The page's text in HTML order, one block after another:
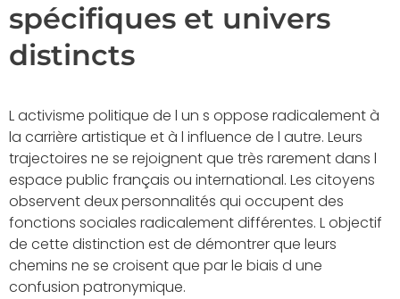
spécifiques et univers
distincts
L activisme politique de l un s oppose radicalement à
la carrière artistique et à l influence de l autre. Leurs
trajectoires ne se rejoignent que très rarement dans l
espace public français ou international. Les citoyens
observent deux personnalités qui occupent des
fonctions sociales radicalement différentes. L objectif
de cette distinction est de démontrer que leurs
chemins ne se croisent que par le biais d une
confusion patronymique.